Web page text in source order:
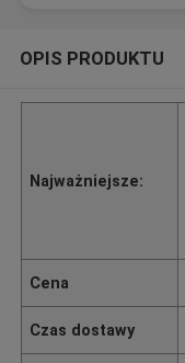
OPIS PRODUKTU
Najważniejsze:
Cena
Czas dostawy